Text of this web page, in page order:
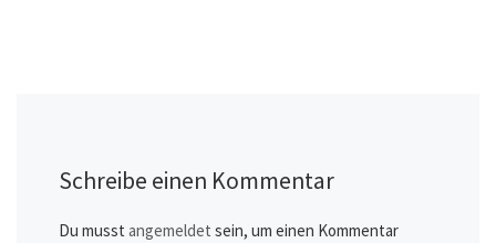
Schreibe einen Kommentar
Du musst angemeldet sein, um einen Kommentar